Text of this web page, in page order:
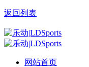
返回列表
网站首页